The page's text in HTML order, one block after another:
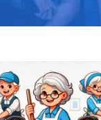
⭐⭐⭐⭐⭐